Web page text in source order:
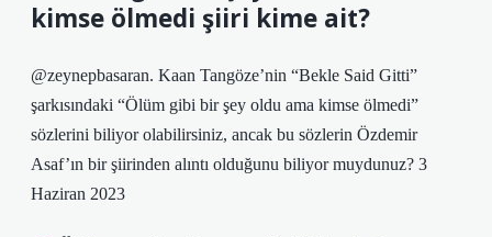
kimse ölmedi şiiri kime ait?
@zeynepbasaran. Kaan Tangöze’nin “Bekle Said Gitti”
şarkısındaki “Ölüm gibi bir şey oldu ama kimse ölmedi”
sözlerini biliyor olabilirsiniz, ancak bu sözlerin Özdemir
Asaf’ın bir şiirinden alıntı olduğunu biliyor muydunuz? 3
Haziran 2023